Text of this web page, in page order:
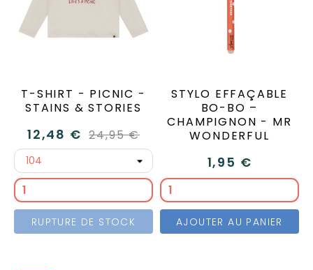
T-SHIRT - PICNIC -
STAINS & STORIES
12,48 € 24,95 €
RUPTURE DE STOCK
STYLO EFFAÇABLE
BO-BO –
CHAMPIGNON - MR
WONDERFUL
1,95 €
AJOUTER AU PANIER